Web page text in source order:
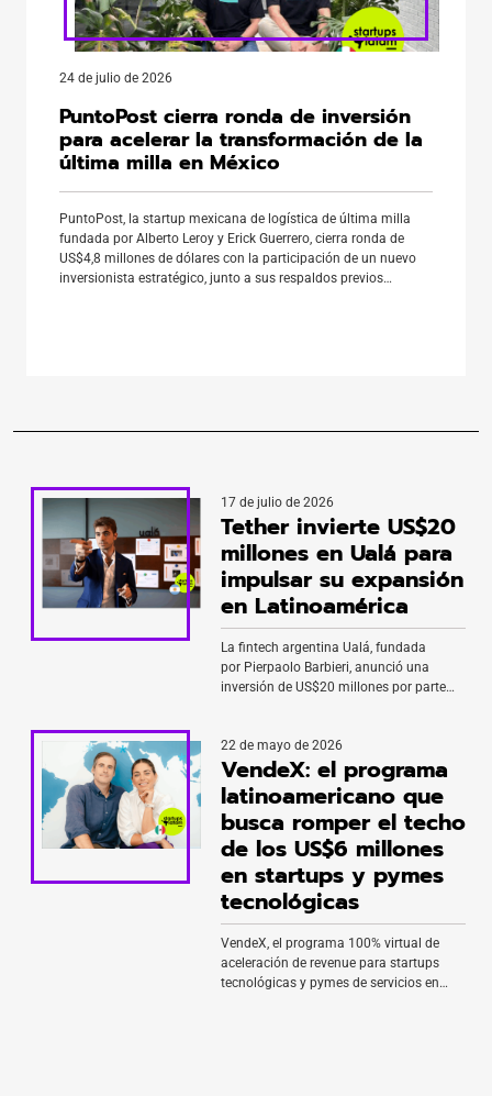
24 de julio de 2026
PuntoPost cierra ronda de inversión
para acelerar la transformación de la
última milla en México
PuntoPost, la startup mexicana de logística de última milla
fundada por Alberto Leroy y Erick Guerrero, cierra ronda de
US$4,8 millones de dólares con la participación de un nuevo
inversionista estratégico, junto a sus respaldos previos
17 de julio de 2026
Tether invierte US$20
millones en Ualá para
impulsar su expansión
en Latinoamérica
La fintech argentina Ualá, fundada
por Pierpaolo Barbieri, anunció una
inversión de US$20 millones por parte
millones anunciada en marzo. La
operación incorpora al emisor de la
stablecoin USDT al grupo de accionistas
de la compañía, que alcanzó una
valoración de US$3.200 millones. Los
recursos permitirán acelerar el
crecimiento de Ualá y […]
22 de mayo de 2026
VendeX: el programa
latinoamericano que
busca romper el techo
de los US$6 millones
en startups y pymes
tecnológicas
VendeX, el programa 100% virtual de
aceleración de revenue para startups
tecnológicas y pymes de servicios en